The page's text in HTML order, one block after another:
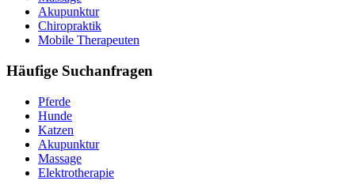
Akupunktur
Chiropraktik
Mobile Therapeuten
Häufige Suchanfragen
Pferde
Hunde
Katzen
Akupunktur
Massage
Elektrotherapie